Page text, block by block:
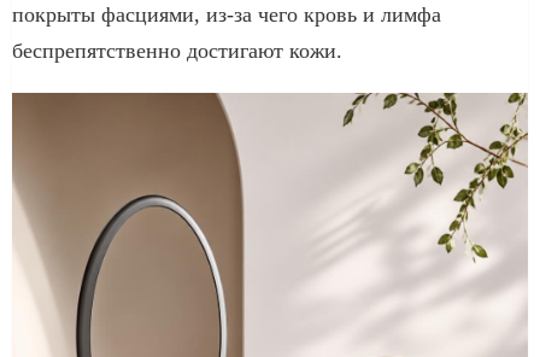
покрыты фасциями, из-за чего кровь и лимфа
беспрепятственно достигают кожи.